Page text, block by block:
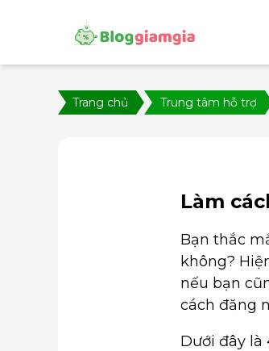
Trang chủ Trung tâm hỗ trợ
Làm
Bạn thắc
không?
nếu bạn
cách đăng
Dưới đây là